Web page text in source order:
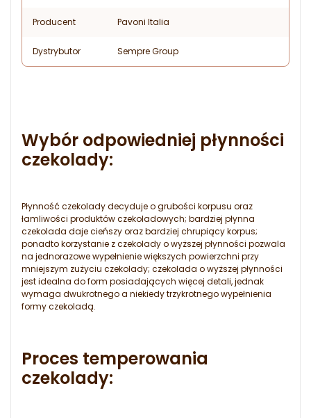
Producent Pavoni Italia
Dystrybutor Sempre Group
Wybór odpowiedniej płynności
czekolady:
Płynność czekolady decyduje o grubości korpusu oraz
łamliwości produktów czekoladowych; bardziej płynna
czekolada daje cieńszy oraz bardziej chrupiący korpus;
ponadto korzystanie z czekolady o wyższej płynności pozwala
na jednorazowe wypełnienie większych powierzchni przy
mniejszym zużyciu czekolady; czekolada o wyższej płynności
jest idealna do form posiadających więcej detali, jednak
wymaga dwukrotnego a niekiedy trzykrotnego wypełnienia
formy czekoladą.
Proces temperowania
czekolady: